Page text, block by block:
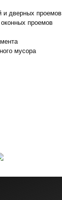
и дверных проемов
проемов
мусора